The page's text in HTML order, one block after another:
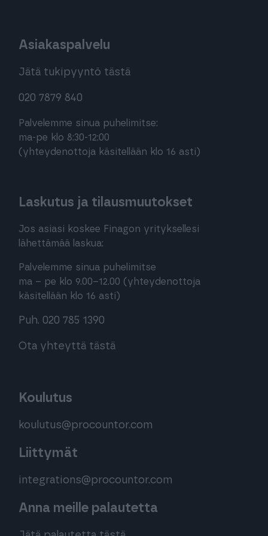
Asiakaspalvelu
Jätä tukipyyntö tästä
020 7879 840
Palvelemme sinua puhelimitse:
ma-pe klo 8:30-12:00
(yhteydenottoja käsitellään klo 16 asti)
Laskutus ja tilausmuutokset
Jos asiasi koskee Finagon yrityksellesi
lähettämää laskua:
Palvelemme sinua puhelimitse
ma – pe klo 9.00–12.00 (yhteydenottoja
käsitellään klo 16 asti)
Puh. 020 785 1390
Ota yhteyttä tästä
Koulutus
koulutus@procountor.com
Liittymät
integrations@procountor.com
Anna meille palautetta